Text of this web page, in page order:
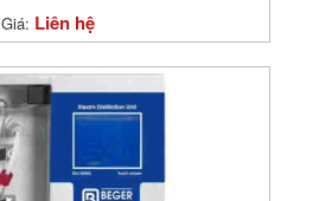
Giá: Liên hệ